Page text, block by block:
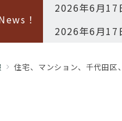
！
2026年6月17
2026年6月17
住宅、マンション、千代田区